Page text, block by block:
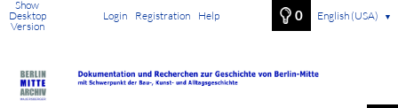
Show
Desktop
Version
Login Registration Help 0 English (USA) ▼